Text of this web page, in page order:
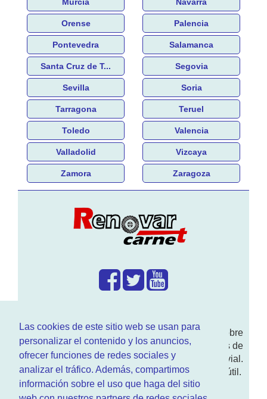
Las cookies de este sitio web se usan para
personalizar el contenido y los anuncios,
ofrecer funciones de redes sociales y
analizar el tráfico. Además, compartimos
información sobre el uso que haga del sitio
Orense Palencia
Pontevedra Salamanca
Santa Cruz de T... Segovia
Sevilla Soria
Tarragona Teruel
Toledo Valencia
Valladolid Vizcaya
Zamora Zaragoza
Enwww.RenovarCarnet.comTe contamos sobre
larenovación del permisode conducir, noticias de
actualidad motor y sobre todo seguridad vial.
Ademas tenemos todo tipo de información DGT útil.